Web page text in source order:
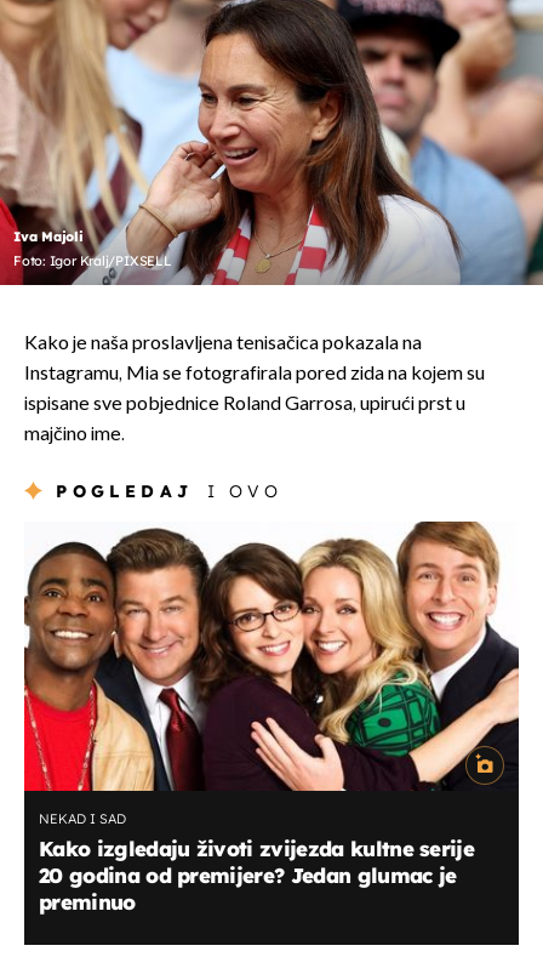
Iva Majoli
Foto: Igor Kralj/PIXSELL
Kako je naša proslavljena tenisačica pokazala na
Instagramu, Mia se fotografirala pored zida na kojem su
ispisane sve pobjednice Roland Garrosa, upirući prst u
majčino ime.
POGLEDAJ I OVO
NEKAD I SAD
Kako izgledaju životi zvijezda kultne serije
20 godina od premijere? Jedan glumac je
preminuo